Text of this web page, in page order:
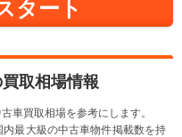
タート
取相場情報
車買取相場を参考にします。
最大級の中古車物件掲載数を持